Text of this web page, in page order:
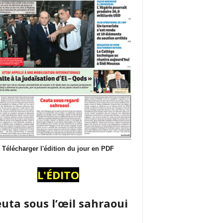
Télécharger l'édition du jour en PDF
L'ÉDITO
sous l’œil sahraoui